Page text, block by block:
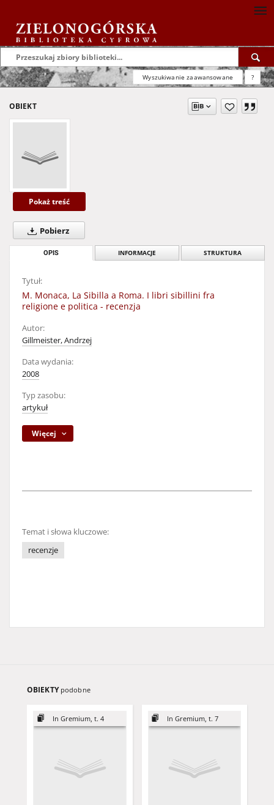
Wyszukiwanie zaawansowane ?
OBIEKT
Pokaż treść
Pobierz
OPIS INFORMACJE STRUKTURA
Tytuł:
M. Monaca, La Sibilla a Roma. I libri sibillini fra
religione e politica - recenzja
Autor:
Gillmeister, Andrzej
Data wydania:
2008
Typ zasobu:
artykuł
Więcej
Temat i słowa kluczowe:
recenzje
OBIEKTY podobne
In Gremium, t. 4 In Gremium, t. 7